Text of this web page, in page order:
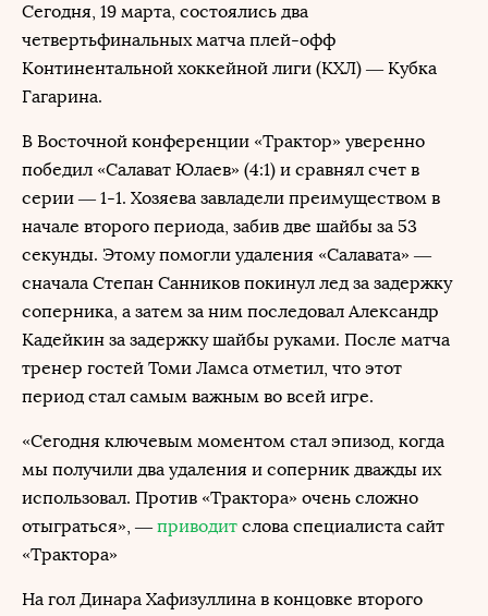
Сегодня, 19 марта, состоялись два
четвертьфинальных матча плей-офф
Континентальной хоккейной лиги (КХЛ) — Кубка
Гагарина.
В Восточной конференции «Трактор» уверенно
победил «Салават Юлаев» (4:1) и сравнял счет в
серии — 1-1. Хозяева завладели преимуществом в
начале второго периода, забив две шайбы за 53
секунды. Этому помогли удаления «Салавата» —
сначала Степан Санников покинул лед за задержку
соперника, а затем за ним последовал Александр
Кадейкин за задержку шайбы руками. После матча
тренер гостей Томи Ламса отметил, что этот
период стал самым важным во всей игре.
«Сегодня ключевым моментом стал эпизод, когда
мы получили два удаления и соперник дважды их
использовал. Против «Трактора» очень сложно
отыграться», — приводит слова специалиста сайт
«Трактора»
На гол Динара Хафизуллина в концовке второго